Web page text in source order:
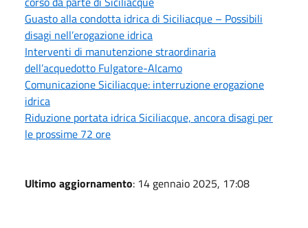
Guasto alla condotta idrica di Siciliacque – Possibili
disagi nell’erogazione idrica
Interventi di manutenzione straordinaria
dell’acquedotto Fulgatore-Alcamo
Comunicazione Siciliacque: interruzione erogazione
idrica
Riduzione portata idrica Siciliacque, ancora disagi per
le prossime 72 ore
Ultimo aggiornamento: 14 gennaio 2025, 17:08